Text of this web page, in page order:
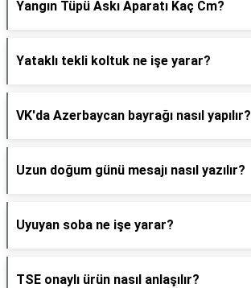
Yangın Tüpü Askı Aparatı Kaç Cm?
Yataklı tekli koltuk ne işe yarar?
VK'da Azerbaycan bayrağı nasıl yapılır?
Uzun doğum günü mesajı nasıl yazılır?
Uyuyan soba ne işe yarar?
TSE onaylı ürün nasıl anlaşılır?